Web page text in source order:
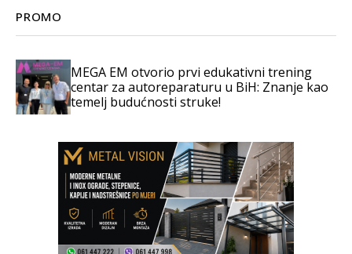
PROMO
MEGA EM otvorio prvi edukativni trening
centar za autoreparaturu u BiH: Znanje kao
temelj budućnosti struke!